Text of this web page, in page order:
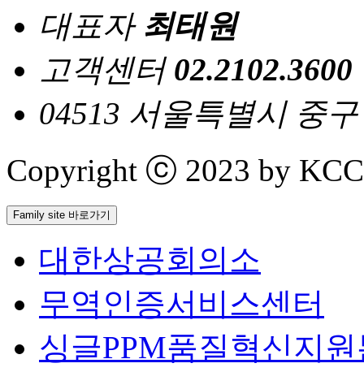
대표자 최태원
고객센터 02.2102.3600
04513 서울특별시 중
Copyright ⓒ 2023 by
Family site 바로가기
대한상공회의소
무역인증서비스센터
싱글PPM품질혁신지